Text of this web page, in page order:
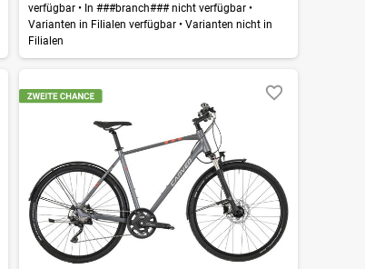
verfügbar •In ###branch### nicht verfügbar •
Varianten in Filialen verfügbar •Varianten nicht in
Filialen